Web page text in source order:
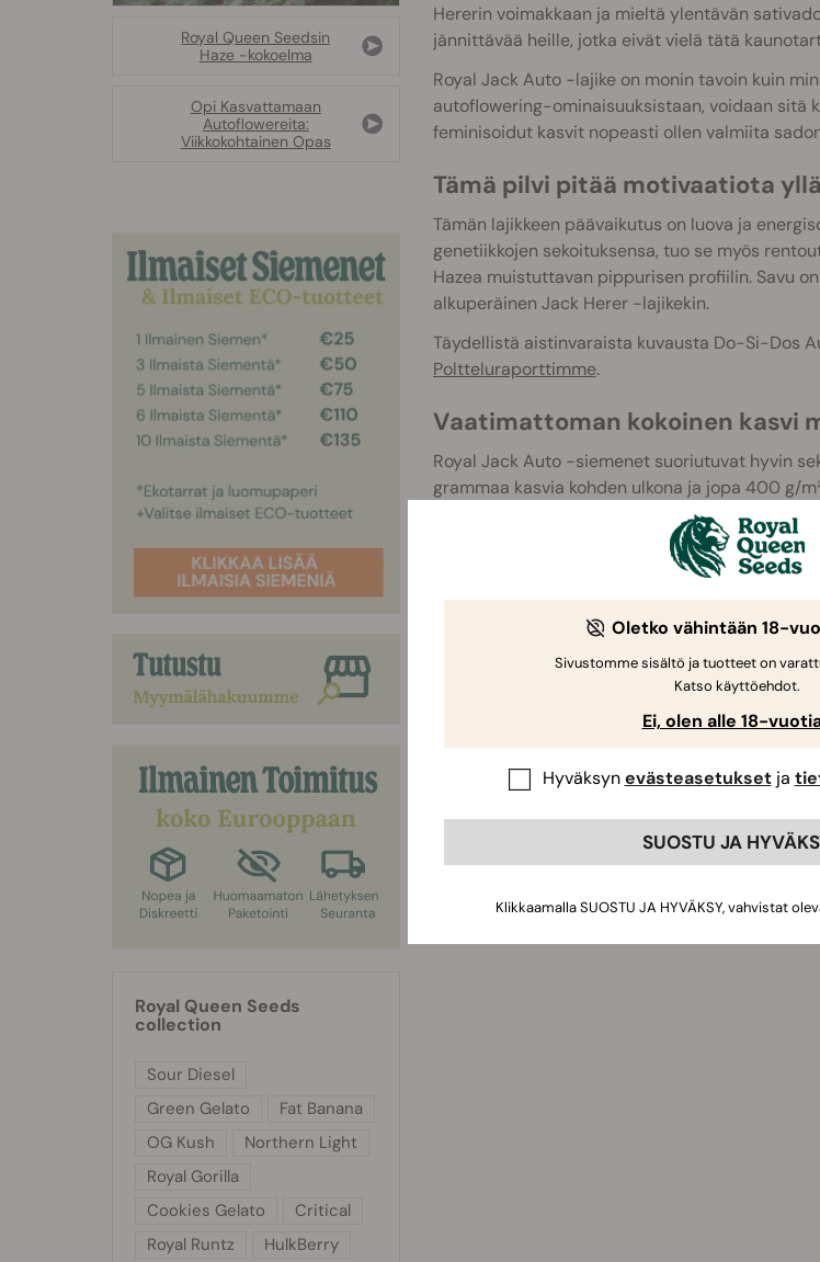
Hererin voimakkaan ja mieltä ylentävän
jännittävää heille, jotka eivät vielä tätä
Royal Jack Auto -lajike on monin tavoin kuin
autoflowering-ominaisuuksistaan, voidaan sitä
feminisoidut kasvit nopeasti ollen valmiita
Tämä pilvi pitää motivaatiota
Tämän lajikkeen päävaikutus on luova ja
genetiikkojen sekoituksensa, tuo se myös
Hazea muistuttavan pippurisen profiilin. Savu
alkuperäinen Jack Herer -lajikekin.
Täydellistä aistinvaraista kuvausta Do-Si-Dos
Poltteluraporttimme.
Vaatimattoman kokoinen kasvi
Royal Jack Auto -siemenet suoriutuvat hyvin
grammaa kasvia kohden ulkona ja jopa 400 g/
korkeuden, mikä tekee siitä ideaalin
on ylpeä voidessaan osoittaa jatkossakin
Royal Queen Seedsin
Haze -kokoelma
Opi Kasvattamaan
Autoflowereita:
Viikkokohtainen Opas
Royal Queen Seeds
collection
Sour Diesel
Green Gelato
Fat Banana
OG Kush
Northern Light
Royal Gorilla
Cookies Gelato
Critical
Royal Runtz
HulkBerry
Oletko vähintään 18-
Sivustomme sisältö ja tuotteet on
Katso käyttöehdot.
Ei, olen alle 18-
Hyväksynevästeasetuksetja
SUOSTU JA
Klikkaamalla SUOSTU JA HYVÄKSY, vahvistat